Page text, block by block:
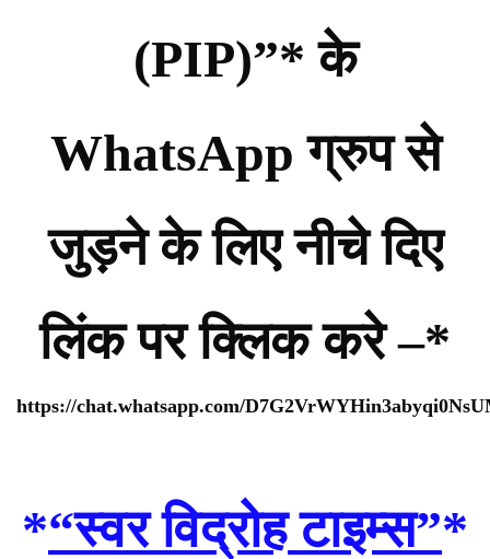
(PIP)”* के
WhatsApp ग्रुप से
जुड़ने के लिए नीचे दिए
लिंक पर क्लिक करे –*
https://chat.whatsapp.com/
*“स्वर विद्रोह टाइम्स”*